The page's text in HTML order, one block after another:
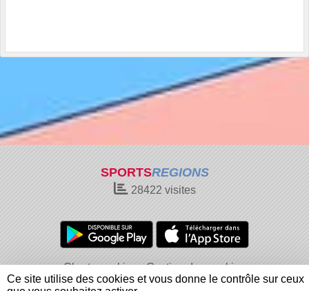
SPORTSREGIONS
28422 visites
Charte cookies
Gestion des cookies
Informations légales
Signaler un contenu inapproprié
Ce site utilise des cookies et vous donne le contrôle sur ceux